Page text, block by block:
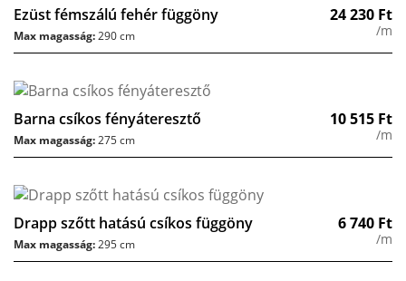
Ezüst fémszálú fehér függöny 24 230 Ft
/m
Max magasság:290 cm
Barna csíkos fényáteresztő 10 515 Ft
/m
Max magasság:275 cm
Drapp szőtt hatású csíkos függöny 6 740 Ft
/m
Max magasság:295 cm